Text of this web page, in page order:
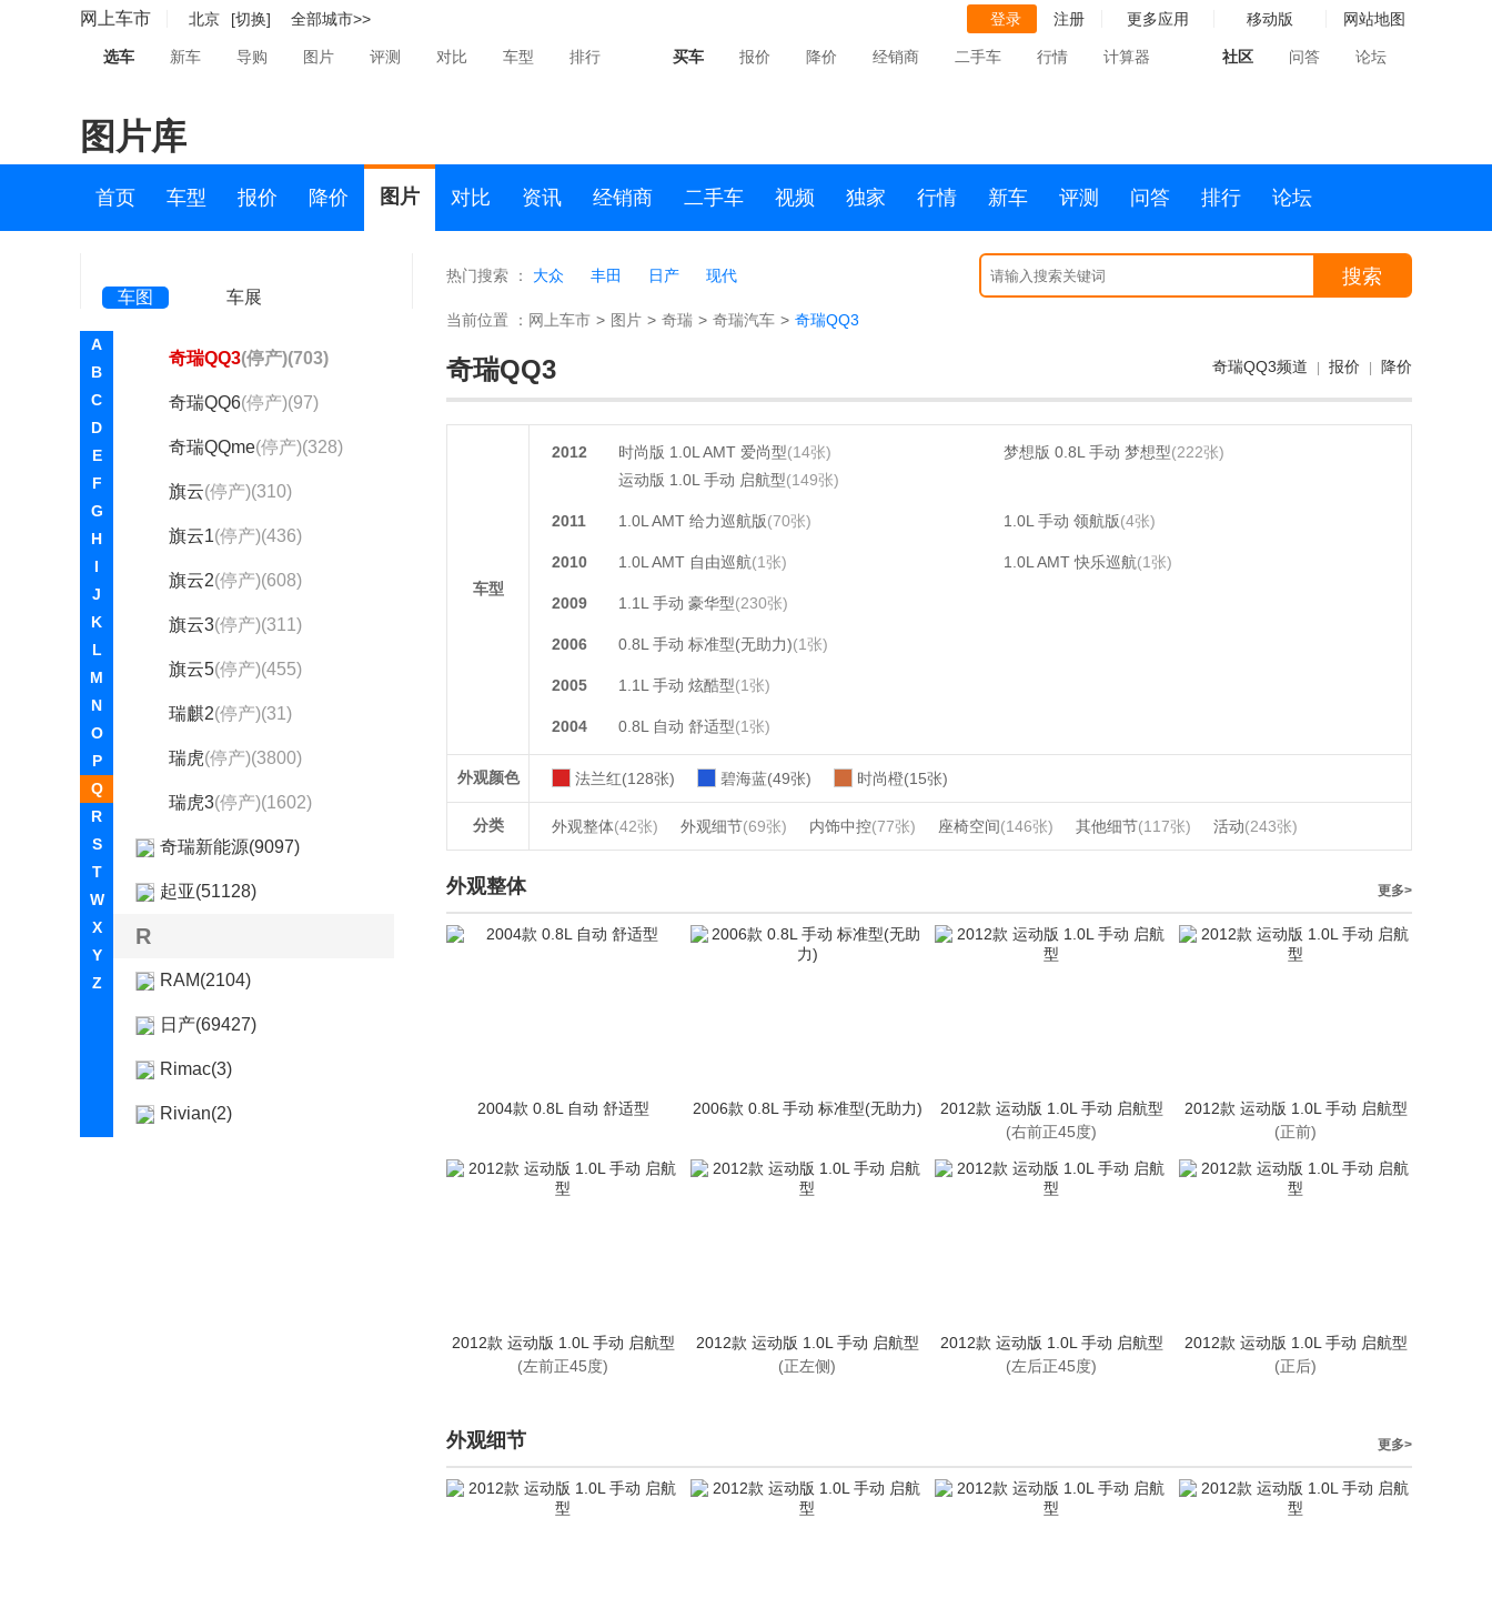
网上车市 北京 [切换] 全部城市>> 登录 注册 更多应用 移动版 网站地图
选车 新车 导购 图片 评测 对比 车型 排行 买车 报价 降价 经销商 二手车 行情 计算器 社区 问答 论坛
图片库
首页 车型 报价 降价 图片 对比 资讯 经销商 二手车 视频 独家 行情 新车 评测 问答 排行 论坛
车图 车展
A
B
C
D
E
F
G
H
I
J
K
L
M
N
O
P
Q
R
S
T
W
X
Y
Z
开瑞 (停产)(32)
奇瑞A3
奇瑞QQ3(停产)(703)
奇瑞QQ6(停产)(97)
奇瑞QQme(停产)(328)
旗云(停产)(310)
旗云1(停产)(436)
旗云2(停产)(608)
旗云3(停产)(311)
旗云5(停产)(455)
瑞麒2(停产)(31)
瑞虎(停产)(3800)
瑞虎3(停产)(1602)
奇瑞新能源(9097)
起亚(51128)
R
RAM(2104)
日产(69427)
Rimac(3)
Rivian(2)
热门搜索 ： 大众 丰田 日产 现代 搜索
当前位置 ： 网上车市 > 图片 > 奇瑞 > 奇瑞汽车 > 奇瑞QQ3
奇瑞QQ3 奇瑞QQ3频道 报价 降价
车型
2012 时尚版 1.0L AMT 爱尚型(14张) 梦想版 0.8L 手动 梦想型(222张)
运动版 1.0L 手动 启航型(149张)
2011 1.0L AMT 给力巡航版(70张) 1.0L 手动 领航版(4张)
2010 1.0L AMT 自由巡航(1张) 1.0L AMT 快乐巡航(1张)
2009 1.1L 手动 豪华型(230张)
2006 0.8L 手动 标准型(无助力)(1张)
2005 1.1L 手动 炫酷型(1张)
2004 0.8L 自动 舒适型(1张)
外观颜色 法兰红(128张) 碧海蓝(49张) 时尚橙(15张)
分类 外观整体(42张) 外观细节(69张) 内饰中控(77张) 座椅空间(146张) 其他细节(117张) 活动(243张)
外观整体 更多>
2004款 0.8L 自动 舒适型 2006款 0.8L 手动 标准型(无助力)
2012款 运动版 1.0L 手动 启航型
(右前正45度)
2012款 运动版 1.0L 手动 启航型
(正前)
2012款 运动版 1.0L 手动 启航型
(左前正45度)
2012款 运动版 1.0L 手动 启航型
(正左侧)
2012款 运动版 1.0L 手动 启航型
(左后正45度)
2012款 运动版 1.0L 手动 启航型
(正后)
外观细节 更多>